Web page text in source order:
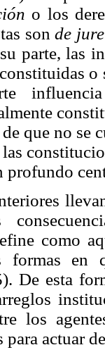
o los
sonde jure
parte, las
o
que no se
las
profundo
como
formas en
De esta
los
actuar